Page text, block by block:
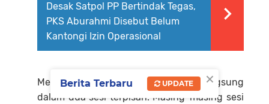
Desak Satpol PP Bertindak Tegas,
PKS Aburahmi Disebut Belum
Kantongi Izin Operasional ‎
Menurutnya, pemeriksaan berlangsung
dalam dua sesi terpisah. Masing-masing sesi
×
Berita Terbaru UPDATE